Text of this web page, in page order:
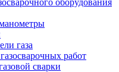
оборудования
газа
работ
сварки